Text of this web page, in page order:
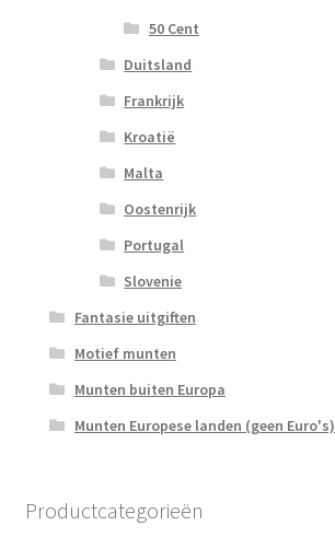
50 Cent
Duitsland
Frankrijk
Kroatië
Malta
Oostenrijk
Portugal
Slovenie
Fantasie uitgiften
Motief munten
Munten buiten Europa
Munten Europese landen (geen Euro's)
Productcategorieën